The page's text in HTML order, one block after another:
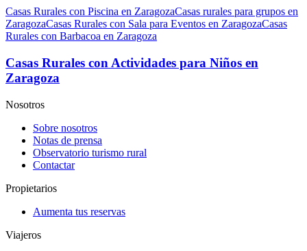
Casas Rurales con Piscina en ZaragozaCasas rurales para grupos en
ZaragozaCasas Rurales con Sala para Eventos en ZaragozaCasas
Rurales con Barbacoa en Zaragoza
Casas Rurales con Actividades para Niños en
Zaragoza
Nosotros
Sobre nosotros
Notas de prensa
Observatorio turismo rural
Contactar
Propietarios
Aumenta tus reservas
Viajeros